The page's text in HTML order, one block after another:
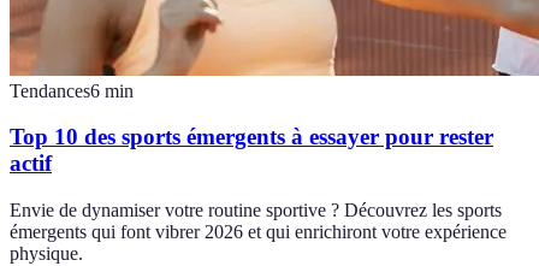
Tendances6 min
Top 10 des sports émergents à essayer pour rester
actif
Envie de dynamiser votre routine sportive ? Découvrez les sports
émergents qui font vibrer 2026 et qui enrichiront votre expérience
physique.